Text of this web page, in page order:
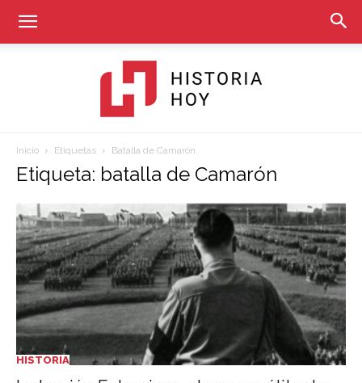
Historia
Hoy
Inicio Etiquetas Batalla de Camarón
Etiqueta: batalla de Camarón
HISTORIA